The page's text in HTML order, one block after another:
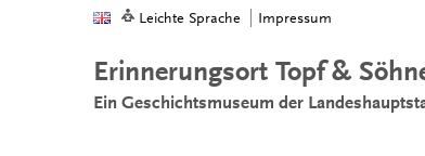
Leichte Sprache Impressum
Erinnerungsort Topf &
Ein Geschichtsmuseum der